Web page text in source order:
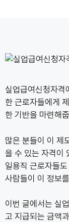
실업급여신청자격
한 근로자들에게
한 기반을 마련해
많은 분들이 이 제
을 수 있는 자격이
일용직 근로자들
사람들이 이 정보
이번 글에서는 실
고 지급되는 금액